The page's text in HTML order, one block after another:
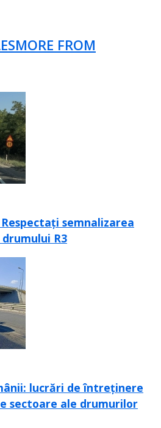
MORE FROM
semnalizarea
R3
lucrări de întreținere
sectoare ale drumurilor